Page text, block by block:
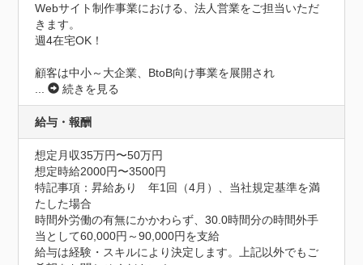
Webサイト制作事業における、法人営業をご担当いただ
きます。
週4在宅OK！
顧客は中小～大企業、BtoB向け事業を展開され
...
続きを見る
給与・報酬
想定月収35万円〜50万円
想定時給2000円〜3500円
特記事項：昇給あり　年1回（4月）、当社規定基準を満
たした場合
時間外労働の有無にかかわらず、30.0時間分の時間外手
当として60,000円～90,000円を支給
給与は経験・スキルにより決定します。上記以外でもご